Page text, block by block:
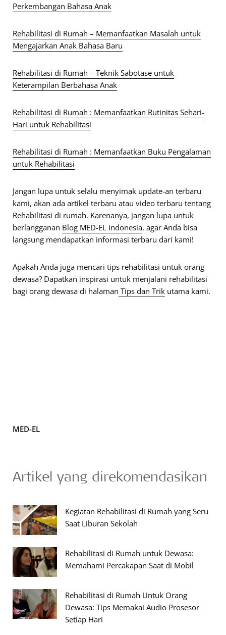
Perkembangan Bahasa Anak
Rehabilitasi di Rumah – Memanfaatkan Masalah untuk
Mengajarkan Anak Bahasa Baru
Rehabilitasi di Rumah – Teknik Sabotase untuk
Keterampilan Berbahasa Anak
Rehabilitasi di Rumah : Memanfaatkan Rutinitas Sehari-
Hari untuk Rehabilitasi
Rehabilitasi di Rumah : Memanfaatkan Buku Pengalaman
untuk Rehabilitasi
Jangan lupa untuk selalu menyimak update-an terbaru
kami, akan ada artikel terbaru atau video terbaru tentang
Rehabilitasi di rumah. Karenanya, jangan lupa untuk
berlangganan Blog MED-EL Indonesia, agar Anda bisa
langsung mendapatkan informasi terbaru dari kami!
Apakah Anda juga mencari tips rehabilitasi untuk orang
dewasa? Dapatkan inspirasi untuk menjalani rehabilitasi
bagi orang dewasa di halaman Tips dan Trik utama kami.
MED-EL
Artikel yang direkomendasikan
Kegiatan Rehabilitasi di Rumah yang Seru
Saat Liburan Sekolah
Rehabilitasi di Rumah untuk Dewasa:
Memahami Percakapan Saat di Mobil
Rehabilitasi di Rumah Untuk Orang
Dewasa: Tips Memakai Audio Prosesor
Setiap Hari